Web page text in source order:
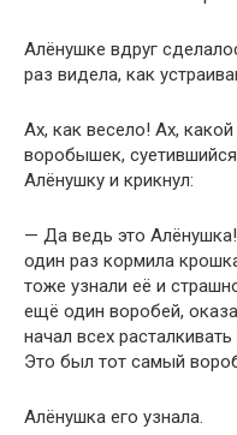
Алёнушке вдруг
раз видела, как
Ах, как весело! Ах,
воробышек,
Алёнушку и крикнул:
— Да ведь это
один раз кормила
тоже узнали её и
ещё один воробей,
начал всех
Это был тот самый
Алёнушка его узнала.